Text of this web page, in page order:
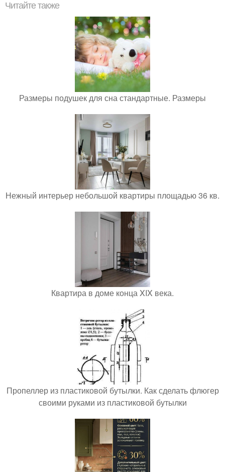
Читайте также
Размеры подушек для сна стандартные. Размеры
Нежный интерьер небольшой квартиры площадью 36 кв.
Квартира в доме конца XIX века.
Пропеллер из пластиковой бутылки. Как сделать флюгер
своими руками из пластиковой бутылки